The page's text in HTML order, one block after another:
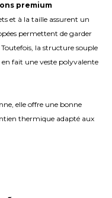
premium
et à la taille assurent un
permettent de garder
Toutefois, la structure souple
fait une veste polyvalente
elle offre une bonne
thermique adapté aux